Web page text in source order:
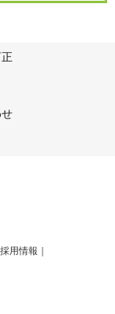
採用情報